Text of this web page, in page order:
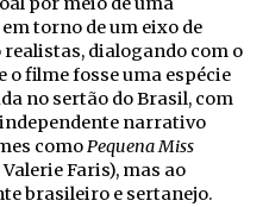
torno de um eixo de
dialogando com o
o filme fosse uma espécie
no sertão do Brasil, com
narrativo
comoPequena Miss
Faris), mas ao
brasileiro e sertanejo.